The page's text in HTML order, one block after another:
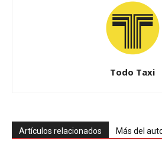
Todo Taxi
Artículos relacionados Más del